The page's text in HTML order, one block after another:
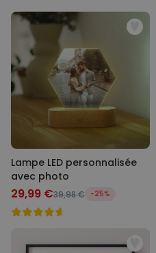
Lampe LED personnalisée
avec photo
29,99 €39,98 € -25%